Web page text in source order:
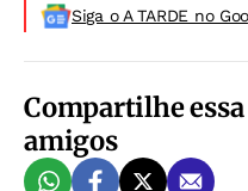
Siga o A TARDE no
Compartilhe
amigos